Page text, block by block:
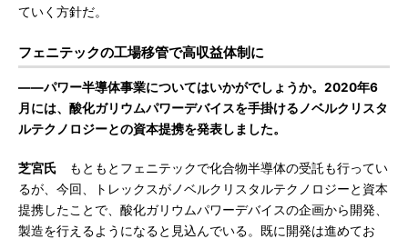
ていく方針だ。
フェニテックの工場移管で高収益体制に
――パワー半導体事業についてはいかがでしょうか。2020年6
月には、酸化ガリウムパワーデバイスを手掛けるノベルクリスタ
ルテクノロジーとの資本提携を発表しました。
芝宮氏 もともとフェニテックで化合物半導体の受託も行ってい
るが、今回、トレックスがノベルクリスタルテクノロジーと資本
提携したことで、酸化ガリウムパワーデバイスの企画から開発、
製造を行えるようになると見込んでいる。既に開発は進めてお